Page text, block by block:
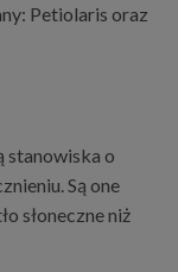
Petiolaris oraz
stanowiska o
Są one
słoneczne niż